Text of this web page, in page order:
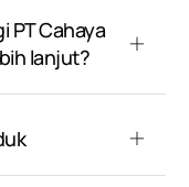
PT Cahaya
lanjut?